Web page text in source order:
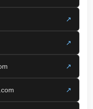
↗
↗
↗
↗